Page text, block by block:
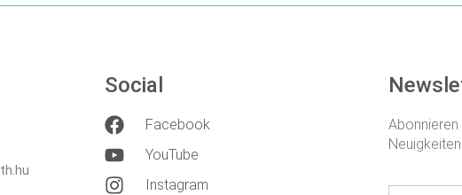
Social
Facebook
YouTube
Instagram